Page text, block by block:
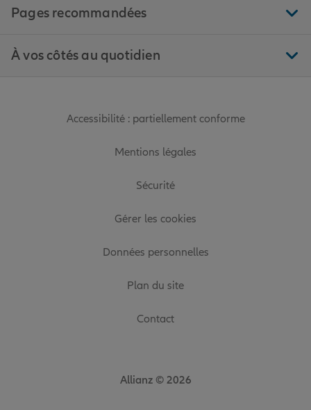
Pages recommandées
À vos côtés au quotidien
Accessibilité : partiellement conforme
Mentions légales
Sécurité
Gérer les cookies
Données personnelles
Plan du site
Contact
Allianz © 2026